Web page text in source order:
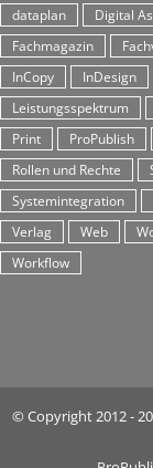
dataplan
Digital
Fachmagazin
InCopy
InDesign
Leistungsspektrum
Print
ProPublish
Rollen und Rechte
Systemintegration
Verlag
Web
Workflow
© Copyright 2012 -